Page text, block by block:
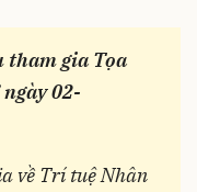
tham gia Tọa
02-
về Trí tuệ Nhân